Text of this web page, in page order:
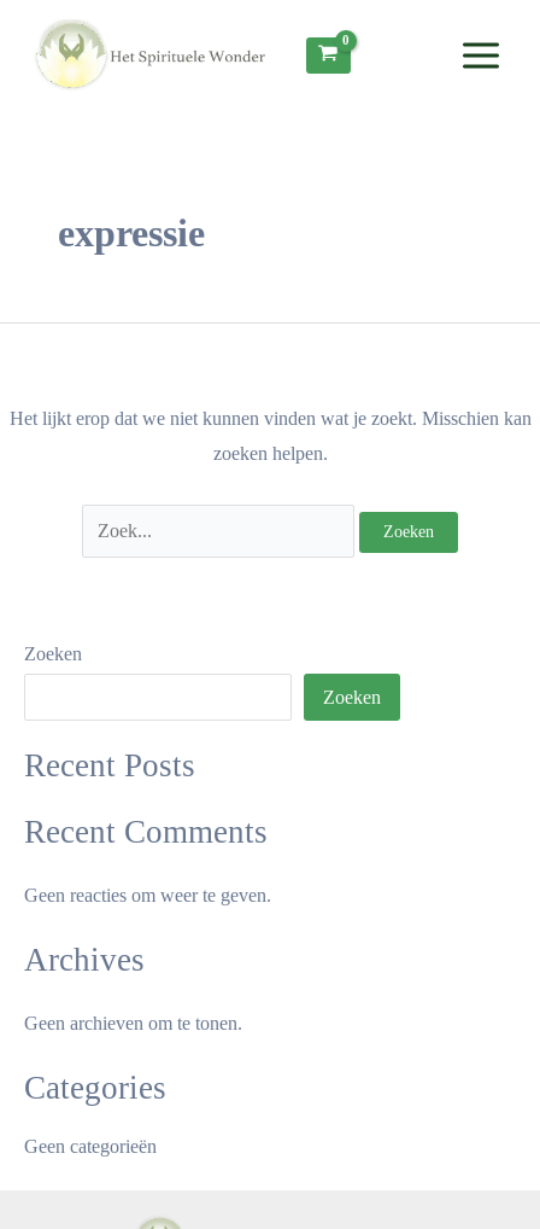
Menu
expressie
Het lijkt erop dat we niet kunnen vinden wat je zoekt. Misschien kan
zoeken helpen.
naar:
Zoeken
Zoeken
Recent Posts
Recent Comments
Geen reacties om weer te geven.
Archives
Geen archieven om te tonen.
Categories
Geen categorieën